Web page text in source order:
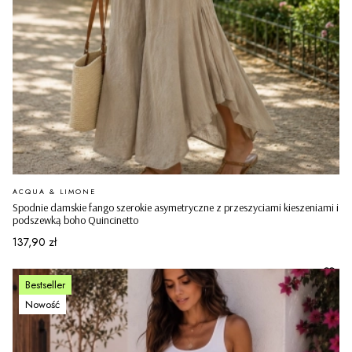
Spodnie damskie fango szerokie asymetryczne z przeszyciami kieszeniami i
podszewką boho Quincinetto
PRODUCENT
ACQUA & LIMONE
Cena
137,90 zł
Bestseller
Nowość